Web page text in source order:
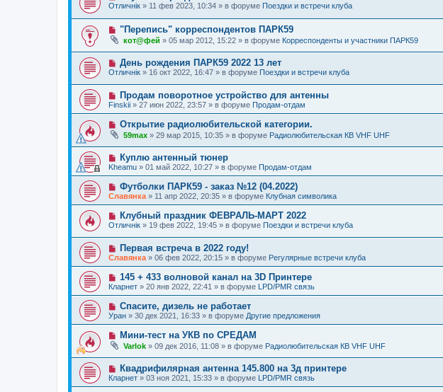
и
е
б
е
н
и
с
о
щ
е
и
е
о
о
е
с
о
о
б
щ
е
Отличнiк » 11 фев 2023, 10:34 » в форуме Поездки и встречи клуба
Н
в
о
е
с
о
щ
е
н
и
е
"Перепись" корреспондентов ПАРК59
кот@фей » 05 мар 2012, 15:22 » в форуме Корреспонденты и участники ПАРК59
Н
о
в
о
с
о
о
б
щ
е
н
и
е
День рождения ПАРК59 2022 13 лет
Отличнiк » 16 окт 2022, 16:47 » в форуме Поездки и встречи клуба
Н
о
е
с
о
б
щ
е
н
и
е
Продам поворотное устройство для антенны
Finskii » 27 июн 2022, 23:57 » в форуме Продам-отдам
Н
в
о
с
о
б
щ
е
и
Открытие радиолюбительской категории.
59max » 29 мар 2015, 10:35 » в форуме Радиолюбительская КВ VHF UHF
Н
о
в
е
с
о
б
е
и
е
Куплю антенный тюнер
Kheamu » 01 май 2022, 10:27 » в форуме Продам-отдам
Н
о
в
о
е
с
о
о
б
щ
е
н
и
е
Футболки ПАРК59 - заказ №12 (04.2022)
Славянка » 11 апр 2022, 20:35 » в форуме Клубная символика
Н
о
в
о
с
о
о
б
щ
е
н
и
е
Клубный праздник ФЕВРАЛЬ-МАРТ 2022
Отличнiк » 19 фев 2022, 19:45 » в форуме Поездки и встречи клуба
Н
о
о
е
с
о
о
б
щ
е
н
и
е
Первая встреча в 2022 году!
Славянка» 06 фев 2022, 20:15 » в форуме Регулярные встречи клуба
Н
о
о
е
с
о
б
щ
е
и
е
145 + 433 волновой канал на 3D Принтере
Кларнет » 20 янв 2022, 22:41 » в форуме LPD/PMR связь
Н
о
о
е
с
о
о
б
щ
е
Спасите, дизель не работает
Уран » 30 дек 2021, 16:33 » в форуме Другие предложения
Н
о
в
о
с
о
Мини-тест на УКВ по СРЕДАМ
Varlok » 09 дек 2016, 11:08 » в форуме Радиолюбительская КВ VHF UHF
Н
о
в
Квадрифилярная антенна 145.800 на 3д принтере
Кларнет » 03 ноя 2021, 15:33 » в форуме LPD/PMR связь